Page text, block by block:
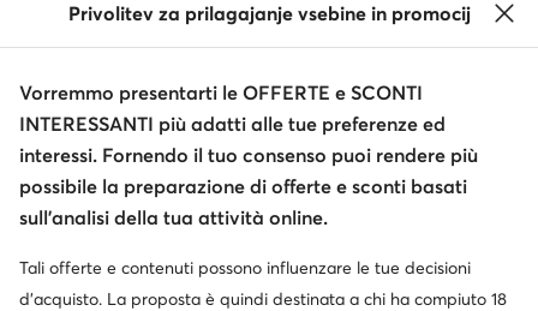
extra -10% Codice: SUMMER
Tommy Hilfiger
Borsetta · Grigio
Prezzo regolare
Prezzo più basso96,99 €-5%
extra -25% Codice: SUMMER
TOUS
Prezzo regolare 189,95 €
Prezzo più basso 189,95 €-12%
Privolitev za prilagajanje vsebine in promocij
Vorremmo presentarti le OFFERTE e SCONTI
INTERESSANTI più adatti alle tue preferenze ed
interessi. Fornendo il tuo consenso puoi rendere più
possibile la preparazione di offerte e sconti basati
sull’analisi della tua attività online.
Tali offerte e contenuti possono influenzare le tue decisioni
d’acquisto. La proposta è quindi destinata a chi ha compiuto 18